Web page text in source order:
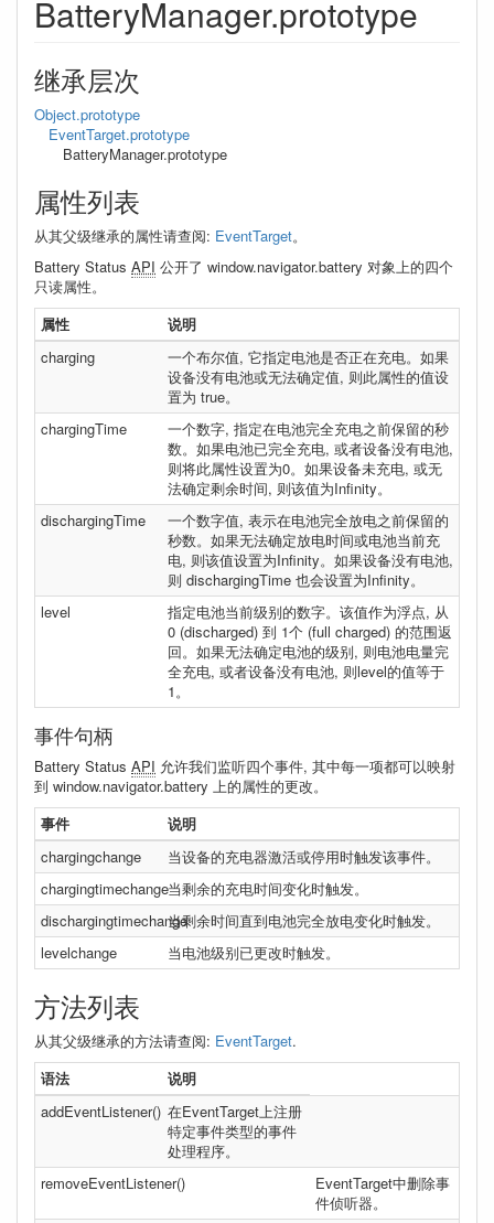
BatteryManager.prototype
继承层次
Object.prototype
EventTarget.prototype
BatteryManager.prototype
属性列表
从其父级继承的属性请查阅: EventTarget。
Battery Status API 公开了 window.navigator.battery 对象上的四个
只读属性。
属性
说明
charging
一个布尔值, 它指定电池是否正在充电。如果
设备没有电池或无法确定值, 则此属性的值设
置为 true。
chargingTime
一个数字, 指定在电池完全充电之前保留的秒
数。如果电池已完全充电, 或者设备没有电池,
则将此属性设置为0。如果设备未充电, 或无
法确定剩余时间, 则该值为Infinity。
dischargingTime
一个数字值, 表示在电池完全放电之前保留的
秒数。如果无法确定放电时间或电池当前充
电, 则该值设置为Infinity。如果设备没有电池,
则 dischargingTime 也会设置为Infinity。
level
指定电池当前级别的数字。该值作为浮点, 从
0 (discharged) 到 1个 (full charged) 的范围返
回。如果无法确定电池的级别, 则电池电量完
全充电, 或者设备没有电池, 则level的值等于
1。
事件句柄
Battery Status API 允许我们监听四个事件, 其中每一项都可以映射
到 window.navigator.battery 上的属性的更改。
事件
说明
chargingchange
当设备的充电器激活或停用时触发该事件。
chargingtimechange当剩余的充电时间变化时触发。
dischargingtimechange当剩余时间直到电池完全放电变化时触发。
levelchange
当电池级别已更改时触发。
方法列表
从其父级继承的方法请查阅: EventTarget.
语法
说明
addEventListener() 在EventTarget上注册
特定事件类型的事件
处理程序。
removeEventListener()
EventTarget中删除事
件侦听器。